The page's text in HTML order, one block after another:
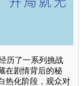
历了一系列挑战
在剧情背后的秘
热化阶段，观众对